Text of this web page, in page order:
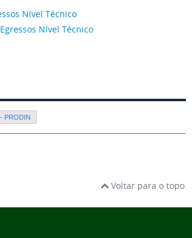
Nível Técnico
Nível Técnico
PRODIN
Voltar para o topo